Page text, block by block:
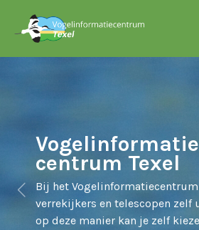
Vogelinformatie
centrum Texel
Bij het
verrekijkers en telescopen zelf
op deze manier kan je zelf